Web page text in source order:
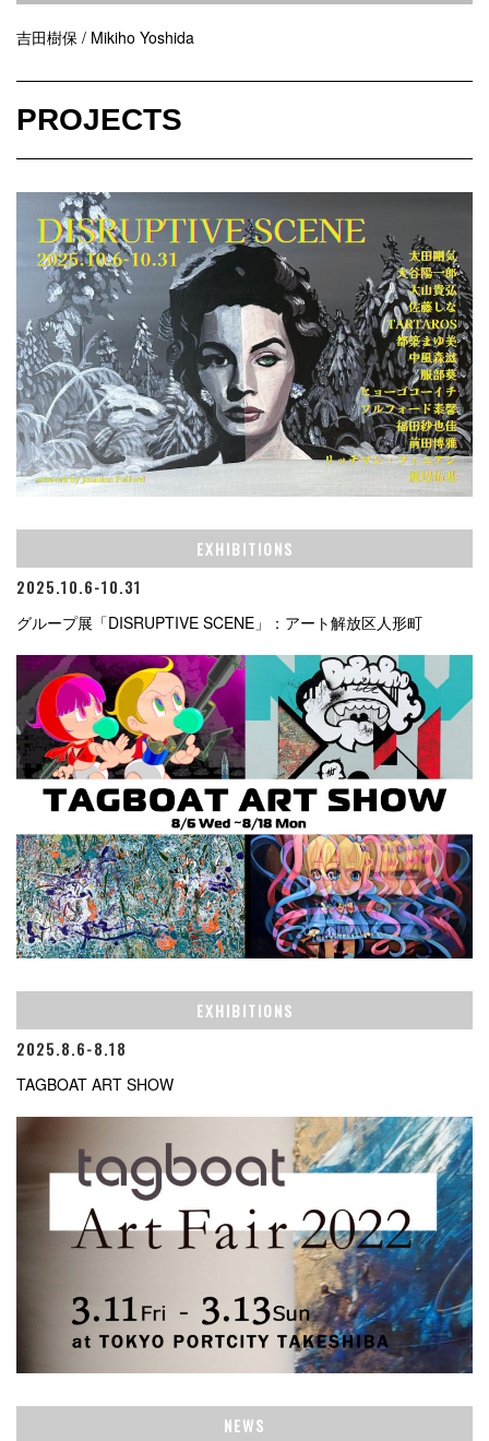
吉田樹保 / Mikiho Yoshida
PROJECTS
EXHIBITIONS
2025.10.6-10.31
グループ展「DISRUPTIVE SCENE」：アート解放区人形町
EXHIBITIONS
2025.8.6-8.18
TAGBOAT ART SHOW
NEWS